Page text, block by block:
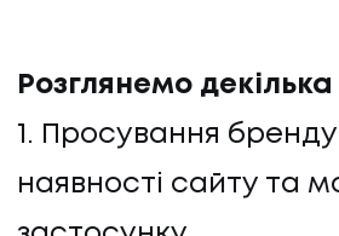
Розглянемо
1. Просування бренду
наявності сайту та
ПРО